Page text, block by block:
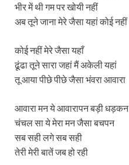
भीर में थी गम पर खोयी नहीं
अब तूने जाना मेरे जैसा यहां कोई नहीं
कोई नहीं मेरे जैसा यहाँ
ढूंढा तूने सारा जहां मैं अकेली यहां
तू आया पीछे पीछे जैसा भंवरा आवारा
आवारा मन ये आवारापन बड़ी धड़कन
चंचल सा ये मेरा मन जैसा बचपन
सब सही लगे सब सही
तेरी मेरी बातें जब हो रही